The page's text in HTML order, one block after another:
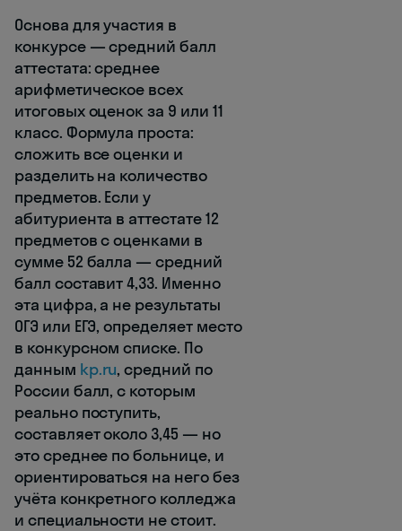
Основа для участия в
конкурсе — средний балл
аттестата: среднее
арифметическое всех
итоговых оценок за 9 или 11
класс. Формула проста:
сложить все оценки и
разделить на количество
предметов. Если у
абитуриента в аттестате 12
предметов с оценками в
сумме 52 балла — средний
балл составит 4,33. Именно
эта цифра, а не результаты
ОГЭ или ЕГЭ, определяет место
в конкурсном списке. По
данным kp.ru, средний по
России балл, с которым
реально поступить,
составляет около 3,45 — но
это среднее по больнице, и
ориентироваться на него без
учёта конкретного колледжа
и специальности не стоит.